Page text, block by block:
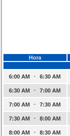
Hora
6:00 AM
- 6:30 AM
6:30 AM - 7:00 AM
7:00 AM - 7:30 AM
7:30 AM - 8:00 AM
8:00 AM - 8:30 AM